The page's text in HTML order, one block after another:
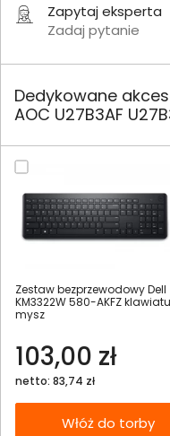
Zapytaj eksperta
Zadaj pytanie
Dedykowane
AOC U27B3AF
Zestaw bezprzewodowy Dell
KM3322W 580-AKFZ
mysz
103,00 zł
netto: 83,74 zł
Włóż do torby